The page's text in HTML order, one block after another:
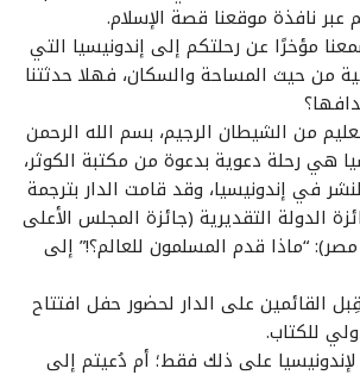
عبر نافذة موقعنا قصة الإسلام.
مؤخرًا عن رحلتكم إلى إندونيسيا التي
من حيث المساحة والسكان، فهلا حدثتنا
من الشيطان الرجيم، بسم الله الرحمن
هي رحلة دعوية بدعوة من مكتبة الكوثر،
في إندونيسيا، وقد قامت الدار بترجمة
الدولة التقديرية (جائزة المجلس الأعلى
“ماذا قدم المسلمون للعالم؟!” إلى
القائمين على الدار لحضور حفل افتتاح
للكتاب.
على ذلك فقط؛ أم دُعيتم إلى